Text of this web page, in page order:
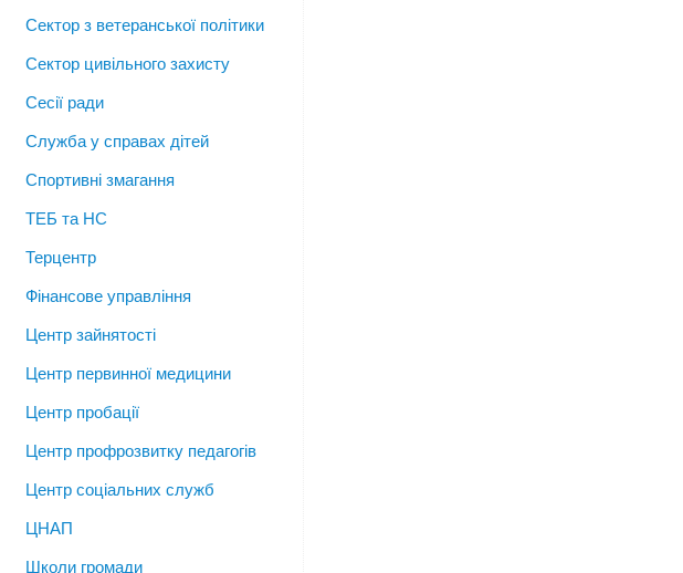
Сектор з ветеранської політики
Сектор цивільного захисту
Сесії ради
Служба у справах дітей
Спортивні змагання
ТЕБ та НС
Терцентр
Фінансове управління
Центр зайнятості
Центр первинної медицини
Центр пробації
Центр профрозвитку педагогів
Центр соціальних служб
ЦНАП
Школи громади